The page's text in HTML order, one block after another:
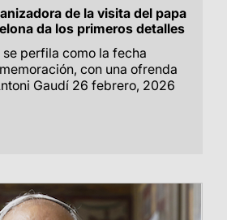
de la visita del papa
da los primeros detalles
se perfila como la fecha
con una ofrenda
Gaudí 26 febrero, 2026